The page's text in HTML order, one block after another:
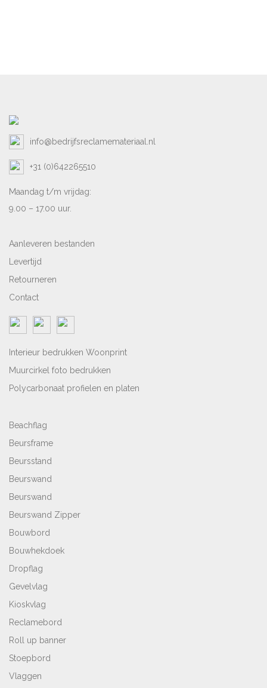
info@bedrijfsreclamemateriaal.nl
+31 (0)642265510
Maandag t/m vrijdag:
9.00 – 17.00 uur.
Aanleveren bestanden
Levertijd
Retourneren
Contact
Interieur bedrukken Woonprint
Muurcirkel foto bedrukken
Polycarbonaat profielen en platen
Beachflag
Beursframe
Beursstand
Beurswand
Beurswand
Beurswand Zipper
Bouwbord
Bouwhekdoek
Dropflag
Gevelvlag
Kioskvlag
Reclamebord
Roll up banner
Stoepbord
Vlaggen